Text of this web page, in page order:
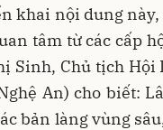
khai nội dung này,
tâm từ các cấp
Sinh, Chủ tịch Hội
An) cho biết:
bản làng vùng